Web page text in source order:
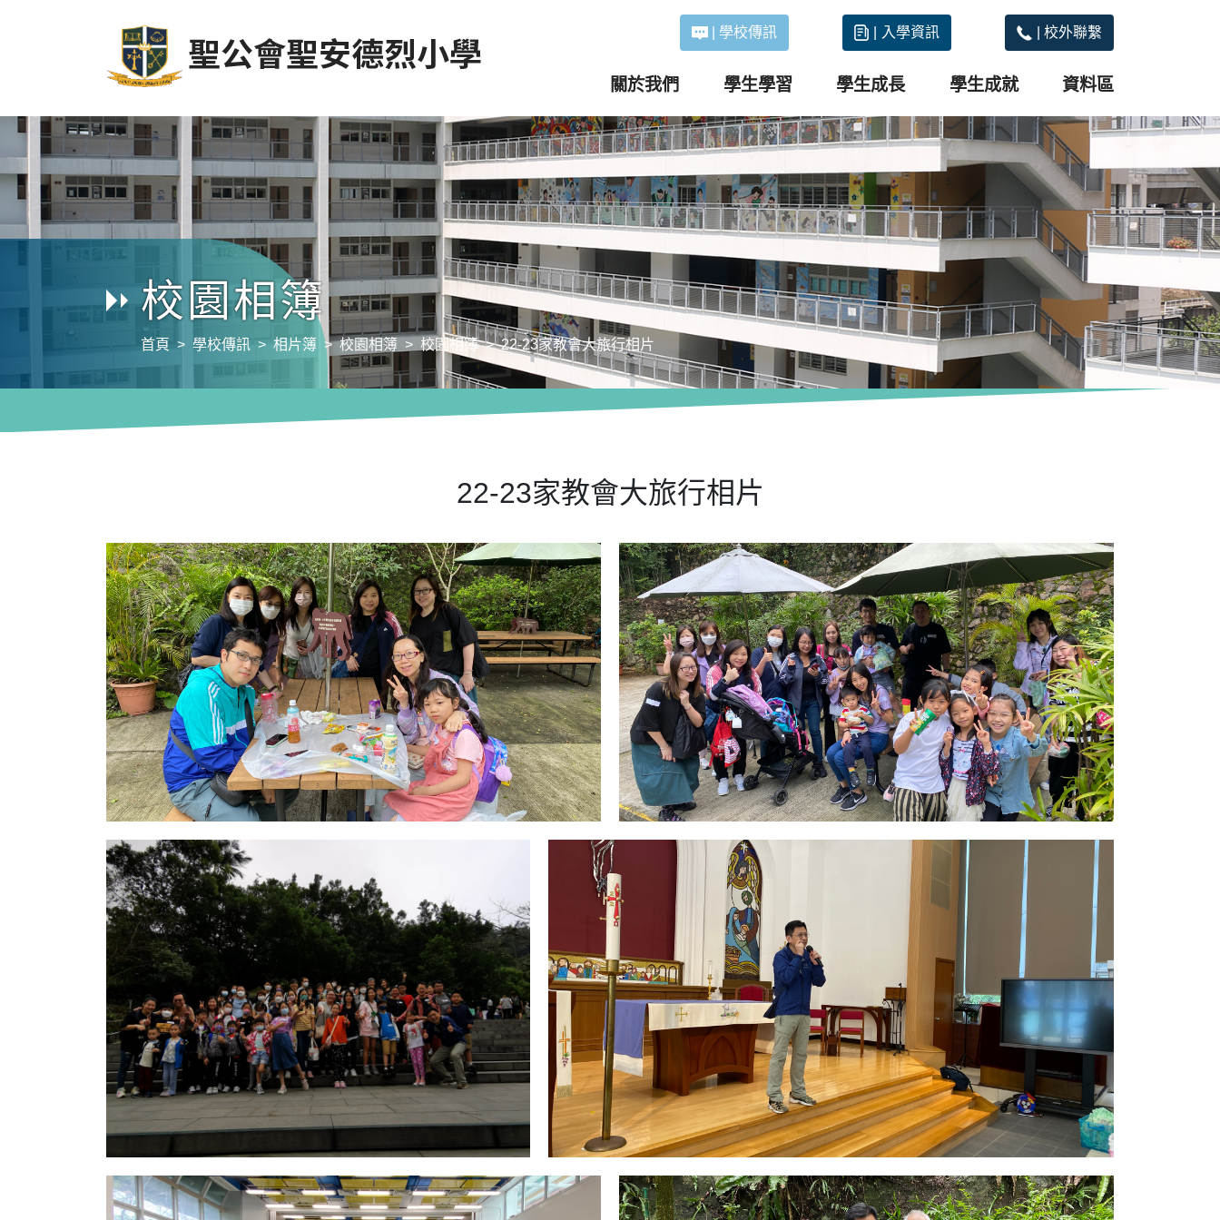
學校傳訊 入學資訊 校外聯繫
關於我們 學生學習 學生成長 學生成就 資料區
校園相簿
首頁 學校傳訊 相片簿 校園相簿 校園相簿 22-23家教會大旅行相片
22-23家教會大旅行相片